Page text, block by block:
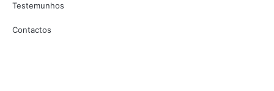
Testemunhos
Contactos